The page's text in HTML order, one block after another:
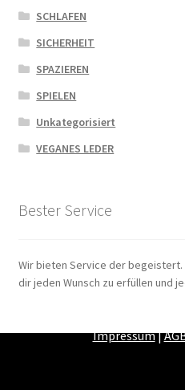
SCHLAFEN
SICHERHEIT
SPAZIEREN
SPIELEN
Unkategorisiert
VEGANES LEDER
Bester Service
Wir bieten Service der begeistert.
dir jeden Wunsch zu erfüllen und
Impressum|